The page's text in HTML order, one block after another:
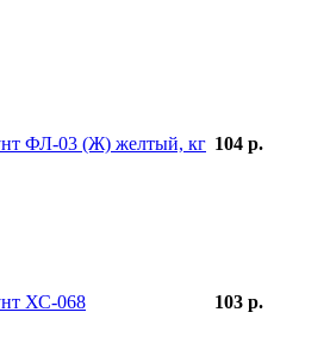
ФЛ-03 (Ж) желтый, кг 104 р.
ХС-068 103 р.